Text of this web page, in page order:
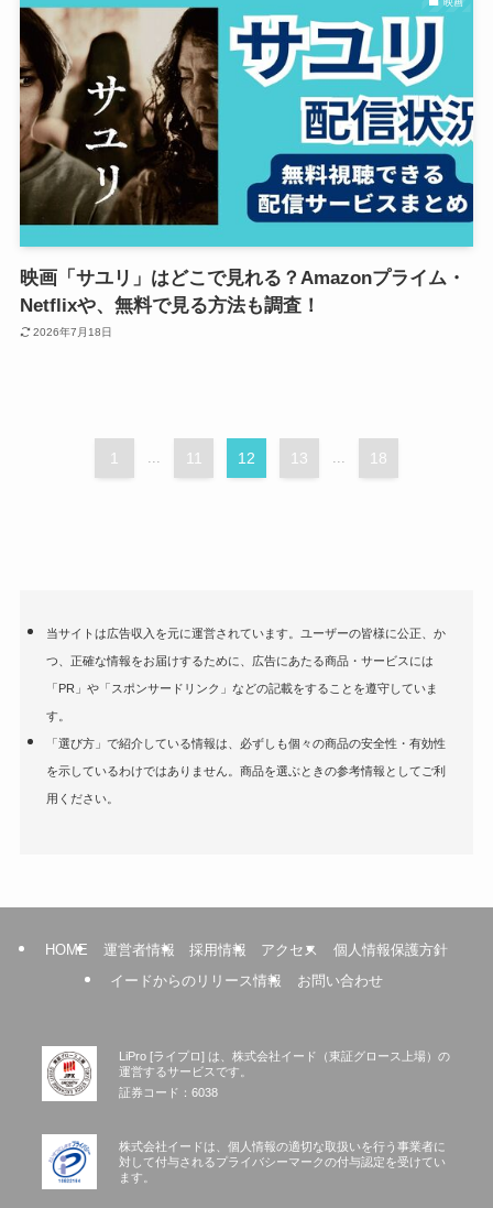
映画「サユリ」はどこで見れる？Amazonプライム・
Netflixや、無料で見る方法も調査！
2026年7月18日
1 11 12 13 18
当サイトは広告収入を元に運営されています。ユーザーの皆様に公正、か
つ、正確な情報をお届けするために、広告にあたる商品・サービスには
「PR」や「スポンサードリンク」などの記載をすることを遵守していま
す。
「選び方」で紹介している情報は、必ずしも個々の商品の安全性・有効性
を示しているわけではありません。商品を選ぶときの参考情報としてご利
用ください。
HOME 運営者情報 採用情報 アクセス
個人情報保護方針
イードからのリリース情報
お問い合わせ
LiPro [ライプロ] は、株式会社イード（東証グロース上場）の
運営するサービスです。
証券コード：6038
株式会社イードは、個人情報の適切な取扱いを行う事業者に
対して付与されるプライバシーマークの付与認定を受けてい
ます。